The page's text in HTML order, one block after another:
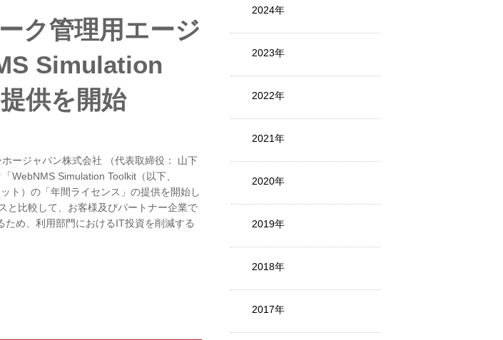
ク管理用エージ
Simulation
供を開始
ージャパン株式会社 （代表取締役： 山下
WebNMS Simulation Toolkit（以下、
ト）の「年間ライセンス」の提供を開始し
と比較して、お客様及びパートナー企業で
め、利用部門におけるIT投資を削減する
2024年
2023年
2022年
2021年
2020年
2019年
2018年
2017年